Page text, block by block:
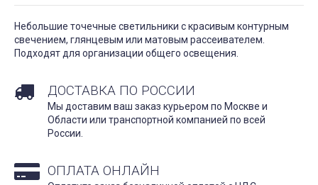
Небольшие точечные светильники с красивым контурным
свечением, глянцевым или матовым рассеивателем.
Подходят для организации общего освещения.
ДОСТАВКА ПО РОССИИ
Мы доставим ваш заказ курьером по Москве и
Области или транспортной компанией по всей
России.
ОПЛАТА ОНЛАЙН